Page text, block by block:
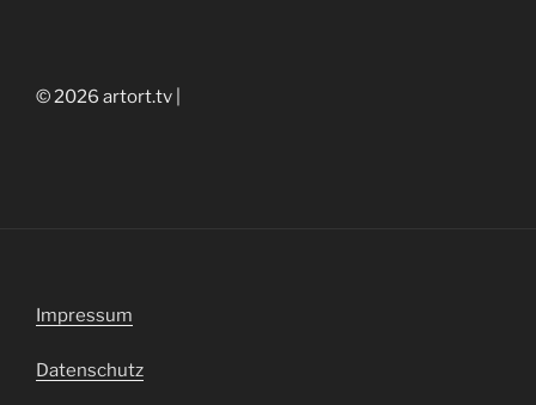
© 2026 artort.tv |
Impressum
Datenschutz